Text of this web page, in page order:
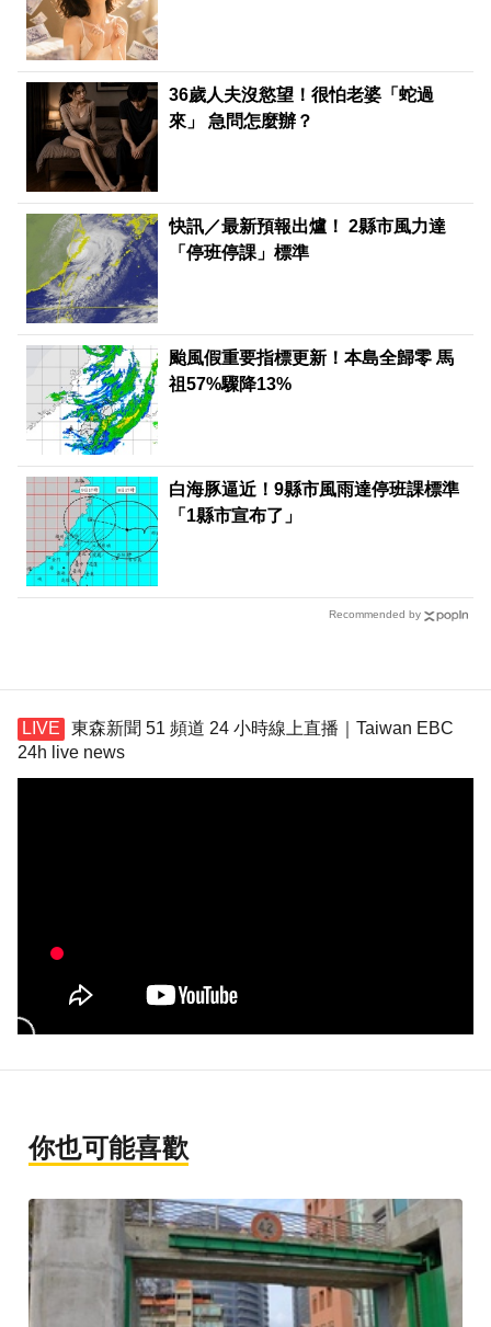
36歲人夫沒慾望！很怕老婆「蛇過
來」 急問怎麼辦？
快訊／最新預報出爐！ 2縣市風力達
「停班停課」標準
颱風假重要指標更新！本島全歸零 馬
祖57%驟降13%
白海豚逼近！9縣市風雨達停班課標準
「1縣市宣布了」
Recommended by
東森新聞 51 頻道 24 小時線上直播｜Taiwan EBC
24h live news
你也可能喜歡